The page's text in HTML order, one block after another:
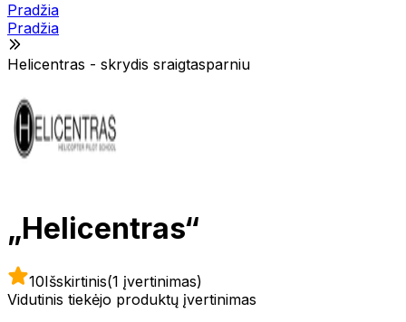
Pradžia
Pradžia
Helicentras - skrydis sraigtasparniu
„Helicentras“
10Išskirtinis(1 įvertinimas)
Vidutinis tiekėjo produktų įvertinimas